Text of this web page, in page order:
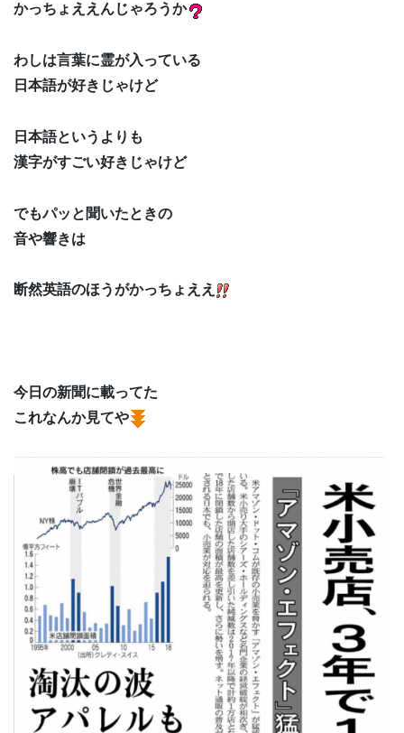
かっちょええんじゃろうか
わしは言葉に霊が入っている
日本語が好きじゃけど
日本語というよりも
漢字がすごい好きじゃけど
でもパッと聞いたときの
音や響きは
断然英語のほうがかっちょええ
今日の新聞に載ってた
これなんか見てや